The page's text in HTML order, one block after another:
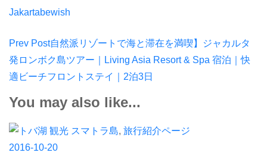
Jakartabewish
Post
Navigation
Prev Post自然派リゾートで海と滞在を満喫】ジャカルタ
発ロンボク島ツアー｜Living Asia Resort & Spa 宿泊｜快
適ビーチフロントステイ｜2泊3日
You may also like...
スマトラ島, 旅行紹介ページ
2016-10-20